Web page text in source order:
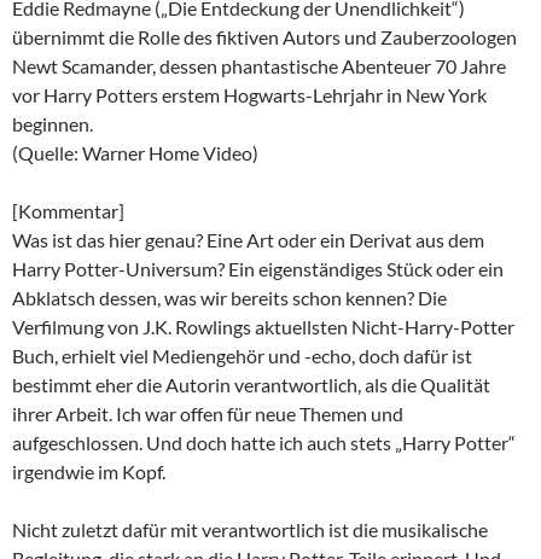
Eddie Redmayne („Die Entdeckung der Unendlichkeit“)
übernimmt die Rolle des fiktiven Autors und Zauberzoologen
Newt Scamander, dessen phantastische Abenteuer 70 Jahre
vor Harry Potters erstem Hogwarts-Lehrjahr in New York
beginnen.
(Quelle: Warner Home Video)
[Kommentar]
Was ist das hier genau? Eine Art oder ein Derivat aus dem
Harry Potter-Universum? Ein eigenständiges Stück oder ein
Abklatsch dessen, was wir bereits schon kennen? Die
Verfilmung von J.K. Rowlings aktuellsten Nicht-Harry-Potter
Buch, erhielt viel Mediengehör und -echo, doch dafür ist
bestimmt eher die Autorin verantwortlich, als die Qualität
ihrer Arbeit. Ich war offen für neue Themen und
aufgeschlossen. Und doch hatte ich auch stets „Harry Potter“
irgendwie im Kopf.
Nicht zuletzt dafür mit verantwortlich ist die musikalische